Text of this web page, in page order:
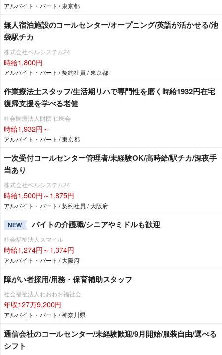
アルバイト・パート / 東京都
無人宿泊施設のコールセンター/オープニング/英語が活かせる/池
袋駅チカ
株式会社ベルシステム24
時給1,800円
アルバイト・パート / 契約社員 / 東京都
作業療法士スタッフ/生活期リハで専門性を磨く時給1932円在宅
復帰支援を学べる老健
社会医療法人財団 仁医会
時給1,932円～
アルバイト・パート / 東京都
一次受付コールセンター管理者/未経験OK/高時給/駅チカ/深夜手
当あり
株式会社ベルシステム24
時給1,500円～1,875円
アルバイト・パート / 契約社員 / 大阪府
NEW バイトの介護職/シニアやミドルも歓迎
社会福祉法人スマイル
時給1,274円～1,374円
アルバイト・パート / 大阪府
障がい者採用/用務・保育補助スタッフ
社会福祉法人わおわお福祉会
年収127万9,200円
アルバイト・パート / 神奈川県
通信会社のコールセンター/未経験歓迎/9月開始/服装自由/選べる
シフト